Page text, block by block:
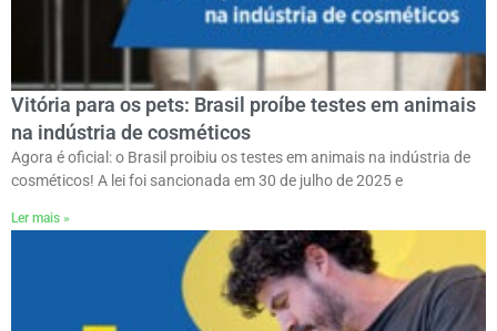
Vitória para os pets: Brasil proíbe testes em animais
na indústria de cosméticos
Agora é oficial: o Brasil proibiu os testes em animais na indústria de
cosméticos! A lei foi sancionada em 30 de julho de 2025 e
Ler mais »